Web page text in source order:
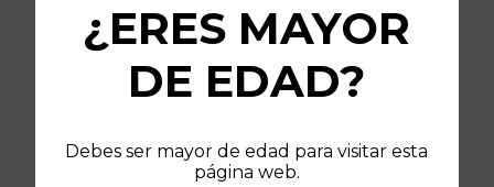
¿ERES MAYOR
DE EDAD?
Debes ser mayor de edad para visitar esta
página web.